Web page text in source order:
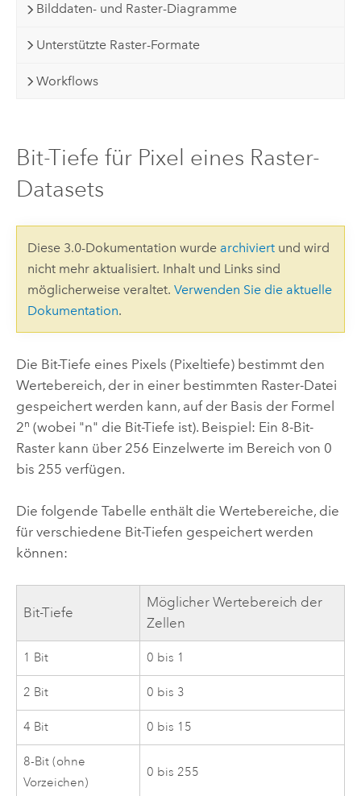
Bilddaten- und Raster-Diagramme
Unterstützte Raster-Formate
Workflows
Bit-Tiefe für Pixel eines Raster-
Datasets
Diese 3.0-Dokumentation wurde archiviertund wird
nicht mehr aktualisiert. Inhalt und Links sind
möglicherweise veraltet. Verwenden Sie die aktuelle
Dokumentation.
Die Bit-Tiefe eines Pixels (Pixeltiefe) bestimmt den
Wertebereich, der in einer bestimmten Raster-Datei
gespeichert werden kann, auf der Basis der Formel
2n (wobei "n" die Bit-Tiefe ist). Beispiel: Ein 8-Bit-
Raster kann über 256 Einzelwerte im Bereich von 0
bis 255 verfügen.
Die folgende Tabelle enthält die Wertebereiche, die
für verschiedene Bit-Tiefen gespeichert werden
können:
Bit-Tiefe
Möglicher Wertebereich der
Zellen
1 Bit 0 bis 1
2 Bit 0 bis 3
4 Bit 0 bis 15
8-Bit (ohne
Vorzeichen)
0 bis 255